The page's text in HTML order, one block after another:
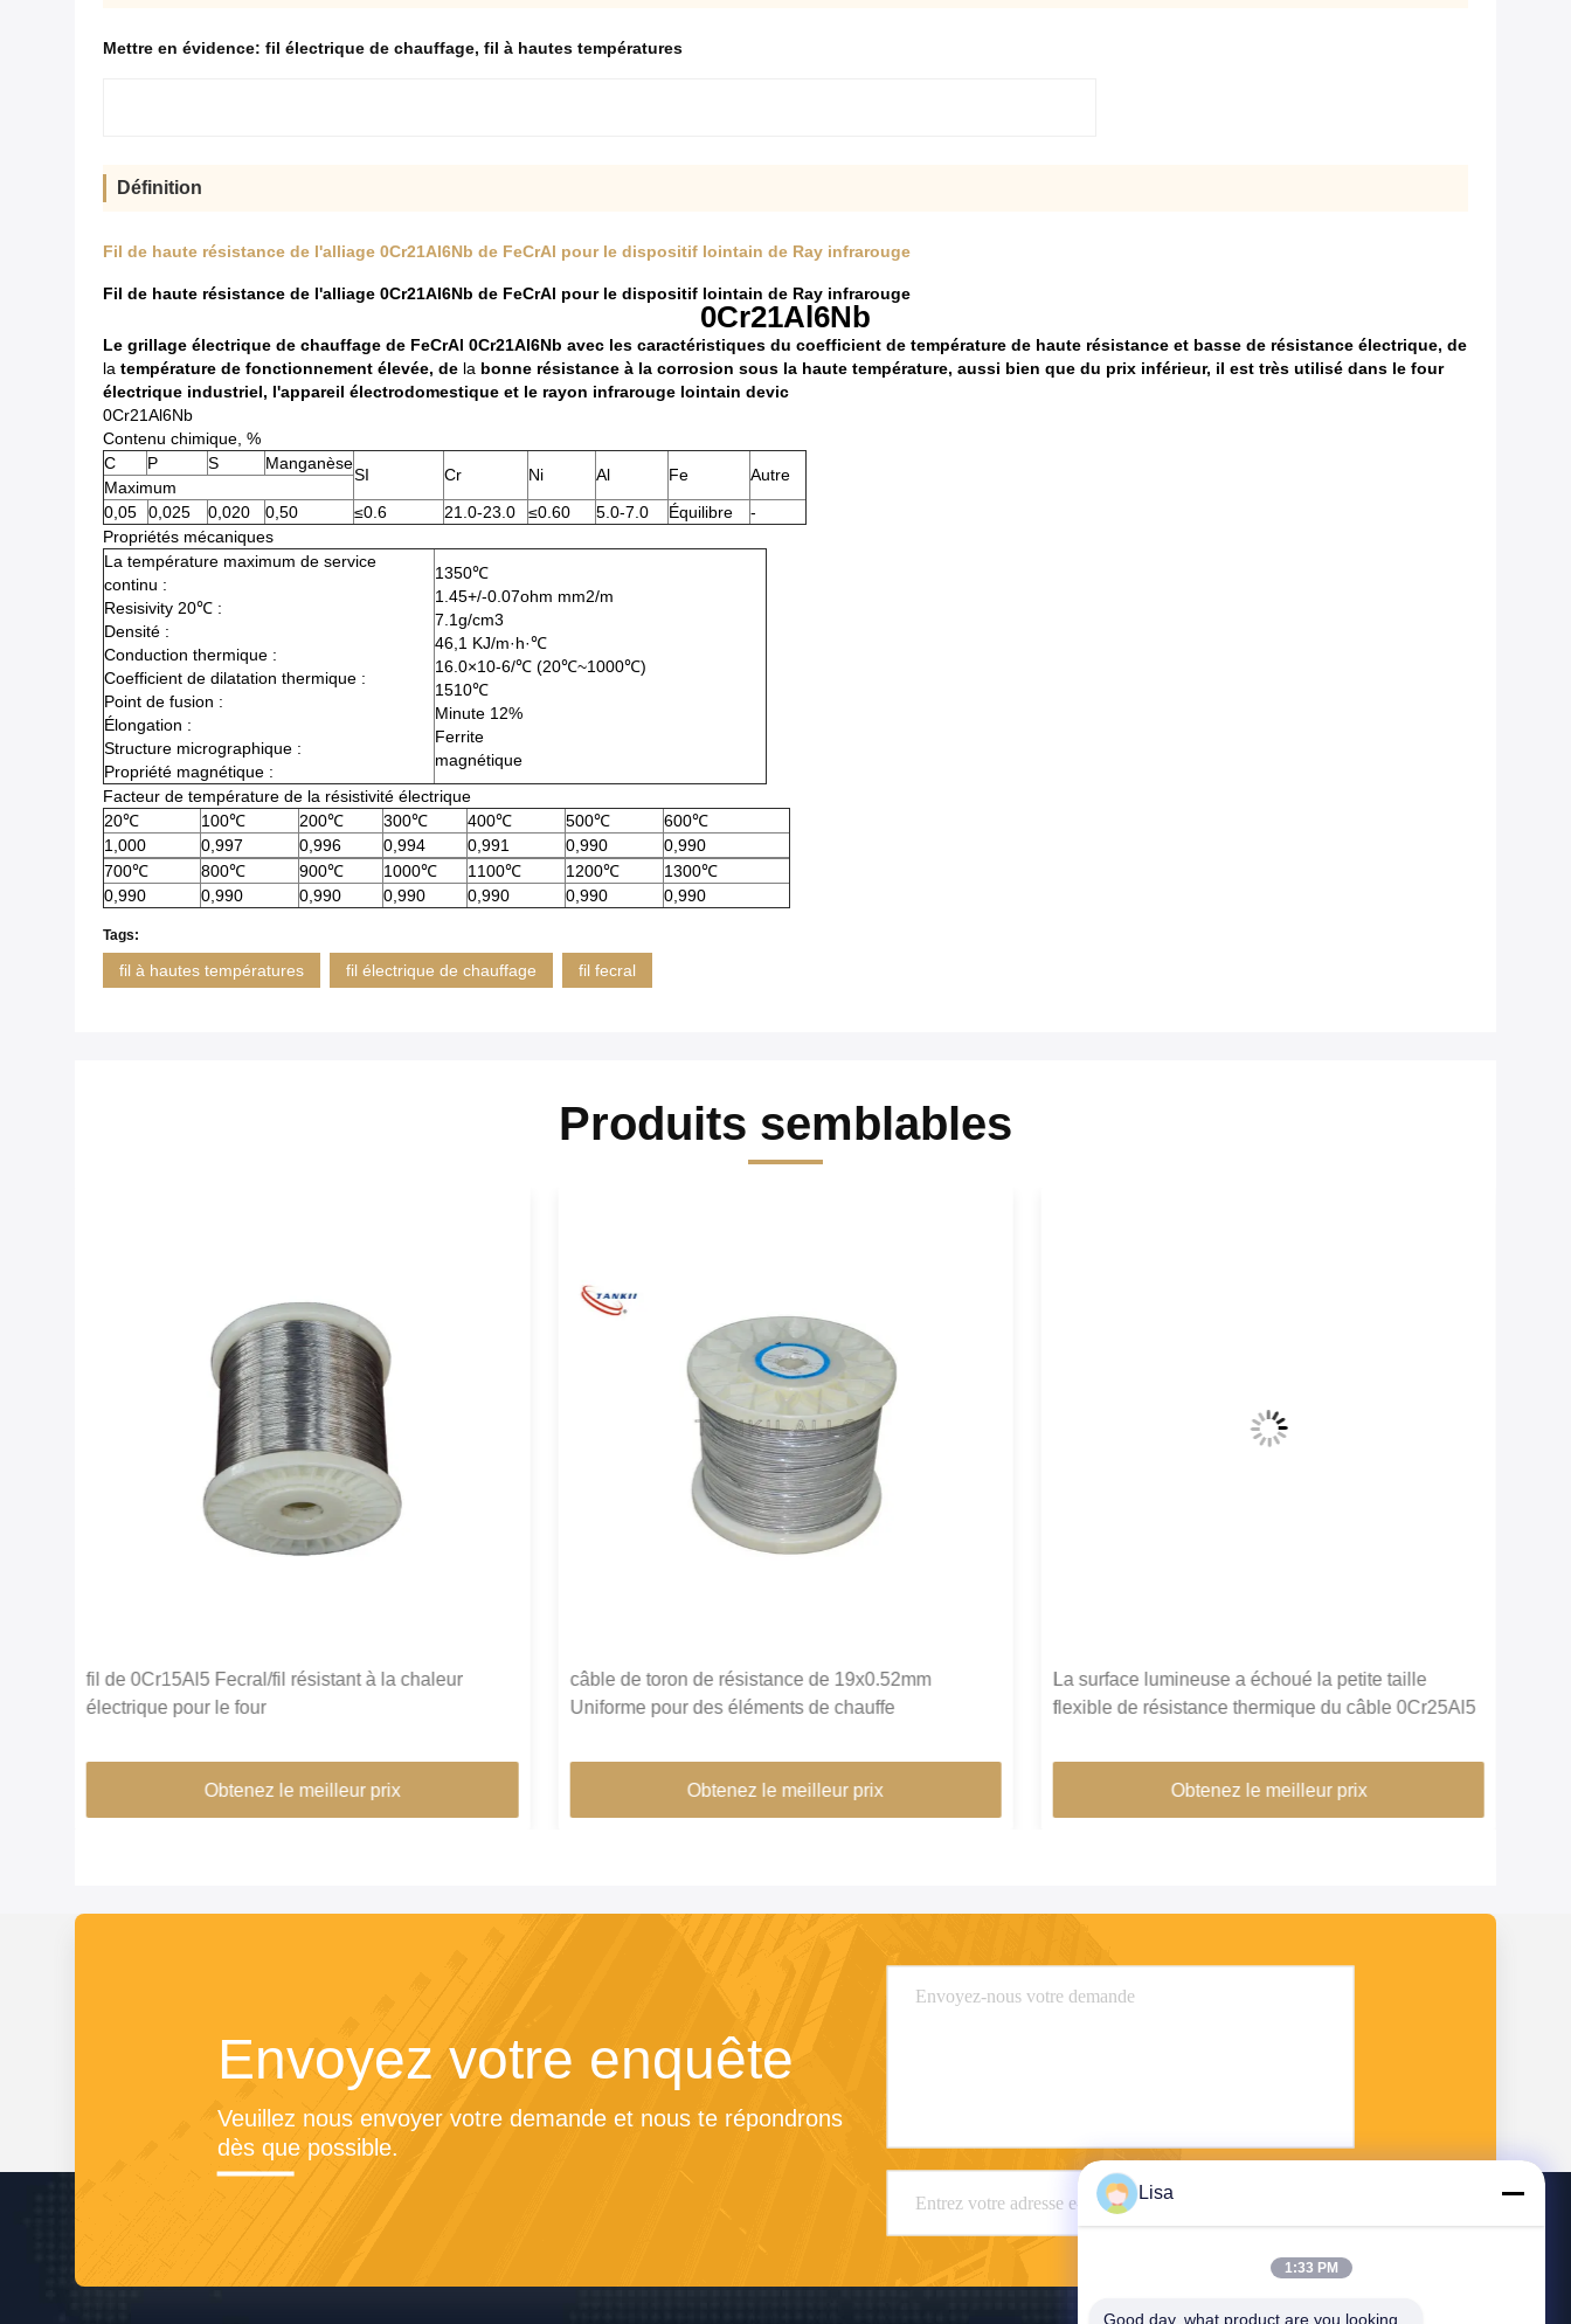
Mettre en évidence: fil électrique de chauffage, fil à hautes températures
Définition
Fil de haute résistance de l'alliage 0Cr21Al6Nb de FeCrAl pour le dispositif lointain de Ray infrarouge
Fil de haute résistance de l'alliage 0Cr21Al6Nb de FeCrAl pour le dispositif lointain de Ray infrarouge
0Cr21Al6Nb
Le grillage électrique de chauffage de FeCrAl 0Cr21Al6Nb avec les caractéristiques du coefficient de température de haute résistance et basse de résistance électrique, de
la température de fonctionnement élevée, de la bonne résistance à la corrosion sous la haute température, aussi bien que du prix inférieur, il est très utilisé dans le four
électrique industriel, l'appareil électrodomestique et le rayon infrarouge lointain devic
0Cr21Al6Nb
Contenu chimique, %
C
P S Manganèse
SI Cr Ni Al Fe Autre
Maximum
0,05
0,025 0,020 0,50 ≤0.6 21.0-23.0 ≤0.60 5.0-7.0 Équilibre
-
Propriétés mécaniques
La température maximum de service
continu :
Resisivity 20℃ :
Densité :
Conduction thermique :
Coefficient de dilatation thermique :
Point de fusion :
Élongation :
Structure micrographique :
Propriété magnétique :
1350℃
1.45+/-0.07ohm mm2/m
7.1g/cm3
46,1 KJ/m·h·℃
16.0×10-6/℃ (20℃~1000℃)
1510℃
Minute 12%
Ferrite
magnétique
Facteur de température de la résistivité électrique
20℃
100℃ 200℃ 300℃ 400℃ 500℃
600℃
1,000
0,997 0,996 0,994 0,991 0,990
0,990
700℃
800℃ 900℃ 1000℃ 1100℃ 1200℃
1300℃
0,990
0,990 0,990 0,990 0,990 0,990 0,990
Tags:
fil à hautes températures fil électrique de chauffage fil fecral
Produits semblables
fil de 0Cr15Al5 Fecral/fil résistant à la chaleur
électrique pour le four
Obtenez le meilleur prix
câble de toron de résistance de 19x0.52mm
Uniforme pour des éléments de chauffe
Obtenez le meilleur prix
La surface lumineuse a échoué la petite taille
flexible de résistance thermique du câble 0Cr25Al5
Obtenez le meilleur prix
Envoyez votre enquête
Veuillez nous envoyer votre demande et nous te répondrons
dès que possible.
Lisa
1:33 PM
Good day, what product are you looking